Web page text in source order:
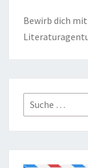
Bewirb dich
Suche
nach: